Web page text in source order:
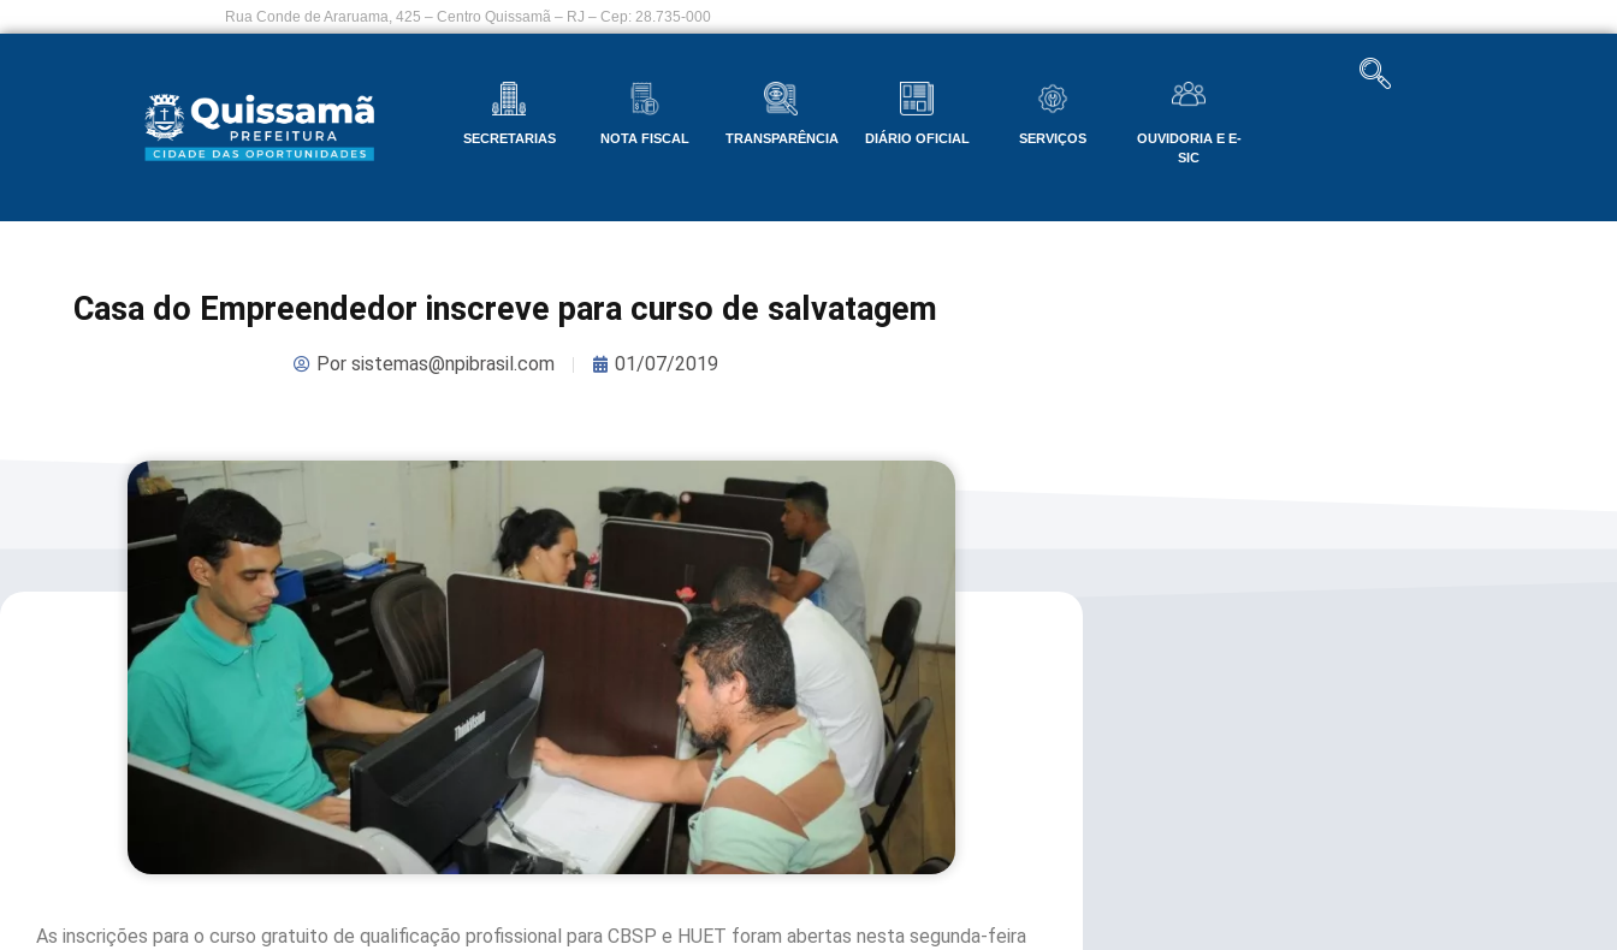
Rua Conde de Araruama, 425 – Centro Quissamã – RJ – Cep: 28.735-000
SECRETARIAS NOTA FISCAL TRANSPARÊNCIA DIÁRIO OFICIAL SERVIÇOS
OUVIDORIA E E-
SIC
Casa do Empreendedor inscreve para curso de salvatagem
Porsistemas@npibrasil.com 01/07/2019
As inscrições para o curso gratuito de qualificação profissional para CBSP e HUET foram abertas nesta segunda-feira